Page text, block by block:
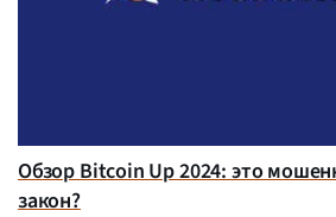
Обзор Bitcoin Up 2024: это
закон?